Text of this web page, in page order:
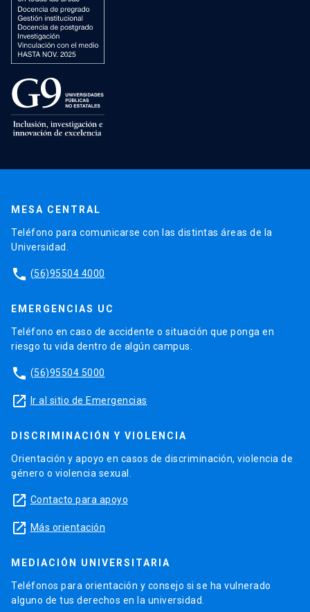
MESA CENTRAL
Teléfono para comunicarse con las distintas áreas de la
Universidad.
phone (56)95504 4000
EMERGENCIAS UC
Teléfono en caso de accidente o situación que ponga en
riesgo tu vida dentro de algún campus.
phone (56)95504 5000
launch Ir al sitio de Emergencias
DISCRIMINACIÓN Y VIOLENCIA
Orientación y apoyo en casos de discriminación, violencia de
género o violencia sexual.
launch Contacto para apoyo
launch Más orientación
MEDIACIÓN UNIVERSITARIA
Teléfonos para orientación y consejo si se ha vulnerado
alguno de tus derechos en la universidad.